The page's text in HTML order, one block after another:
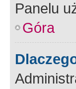
Panelu
Góra